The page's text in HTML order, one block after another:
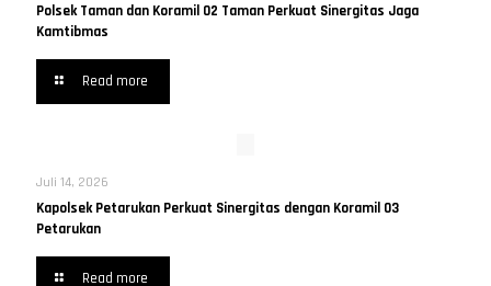
Polsek Taman dan Koramil 02 Taman Perkuat Sinergitas Jaga
Kamtibmas
Read more
Juli 14, 2026
Kapolsek Petarukan Perkuat Sinergitas dengan Koramil 03
Petarukan
Read more